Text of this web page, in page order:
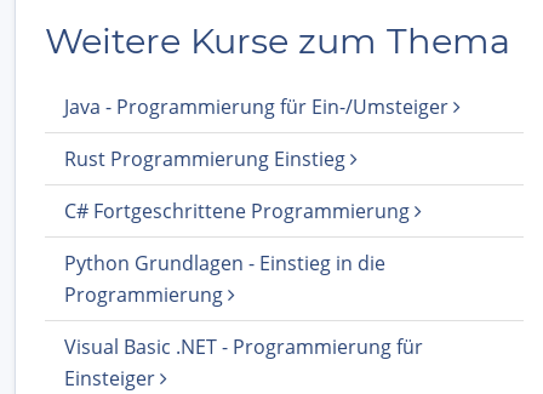
Weitere Kurse zum Thema
Java - Programmierung für Ein-/Umsteiger
Rust Programmierung Einstieg
C# Fortgeschrittene Programmierung
Python Grundlagen - Einstieg in die
Programmierung
Visual Basic .NET - Programmierung für
Einsteiger